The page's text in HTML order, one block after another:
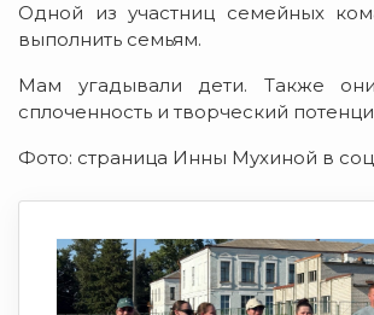
Одной из участниц семейных
выполнить семьям.
Мам угадывали дети. Также
сплоченность и творческий
Фото: страница Инны Мухиной в